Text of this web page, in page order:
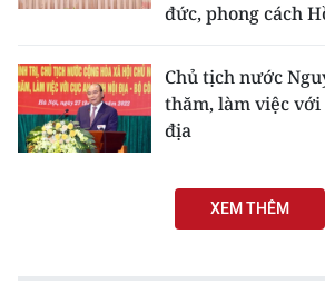
đức, phong cách
Chủ tịch nước
thăm, làm việc
địa
XEM THÊM